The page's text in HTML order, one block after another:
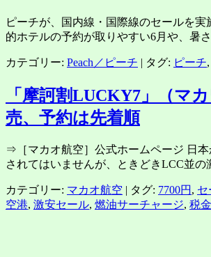
ピーチが、国内線・国際線のセールを
的ホテルの予約が取りやすい6月や、暑
カテゴリー: Peach／ピーチ | タグ: ピーチ,
「摩訶割LUCKY7」（マ
売、予約は先着順
⇒［マカオ航空］公式ホームページ 日
されてはいませんが、ときどきLCC並
カテゴリー: マカオ航空 | タグ: 7700円 , セ
空港, 激安セール, 燃油サーチャージ, 税金